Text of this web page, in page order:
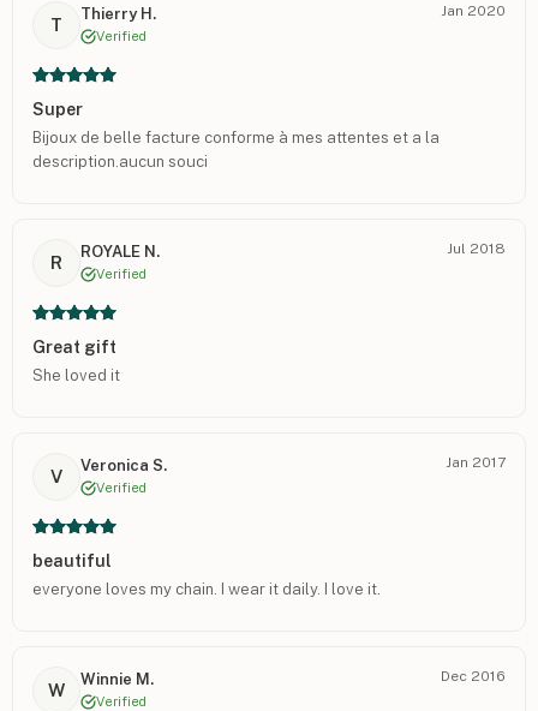
T
Thierry H.
Verified
Jan 2020
Super
Bijoux de belle facture conforme à mes attentes et a la
description.aucun souci
R
ROYALE N.
Verified
Jul 2018
Great gift
She loved it
V
Veronica S.
Verified
Jan 2017
beautiful
everyone loves my chain. I wear it daily. I love it.
W
Winnie M.
Verified
Dec 2016